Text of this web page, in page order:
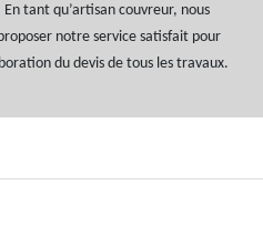
tant qu’artisan couvreur, nous
notre service satisfait pour
du devis de tous les travaux.